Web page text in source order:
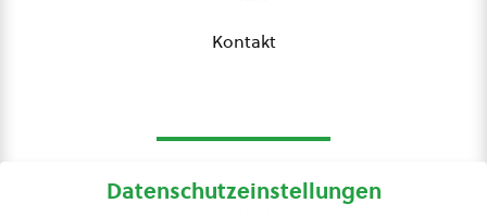
Kontakt
Datenschutzeinstellungen